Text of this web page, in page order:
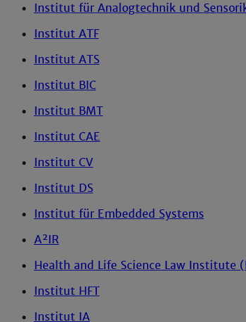
Institut für Analogtechnik und
Institut ATF
Institut ATS
Institut BIC
Institut BMT
Institut CAE
Institut CV
Institut DS
Institut für Embedded Systems
A²IR
Health and Life Science Law Institute
Institut HFT
Institut IA